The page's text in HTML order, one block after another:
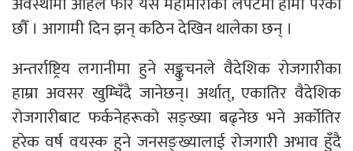
छौँ । आगामी दिन झन् कठिन देखिन थालेका छन् ।
अन्तर्राष्ट्रिय लगानीमा हुने सङ्कुचनले वैदेशिक रोजगारीका
हाम्रा अवसर खुम्चिँदै जानेछन्। अर्थात्, एकातिर वैदेशिक
रोजगारीबाट फर्कनेहरूको सङ्ख्या बढ्नेछ भने अर्कोतिर
हरेक वर्ष वयस्क हुने जनसङ्ख्यालाई रोजगारी अभाव हुँदै